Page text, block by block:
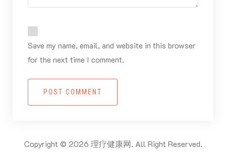
Save my name, email, and website in this browser
for the next time I comment.
POST COMMENT
Copyright © 2026 理疗健康网. All Right Reserved.